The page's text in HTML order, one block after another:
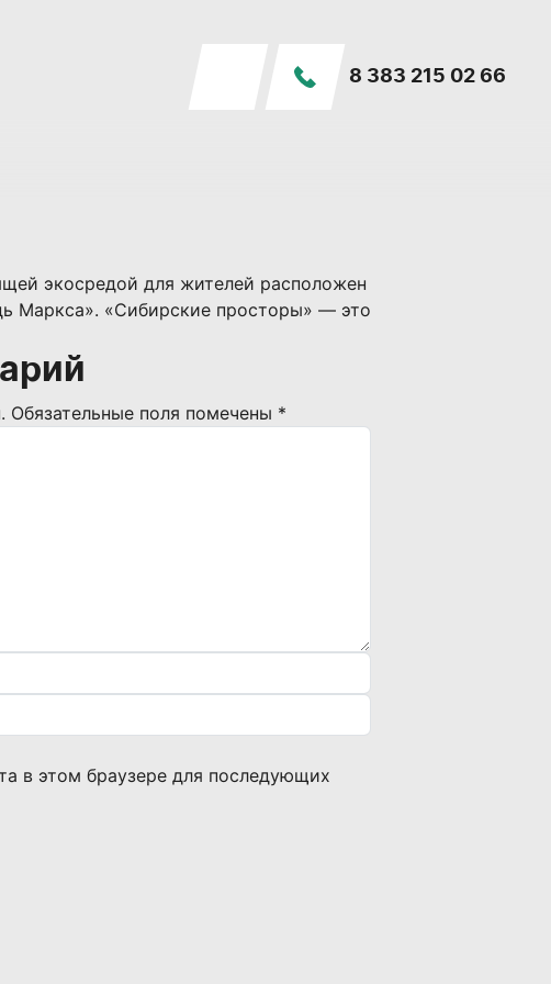
8 383 215 02 66
экосредой для жителей расположен
Маркса». «Сибирские просторы» — это
Обязательные поля помечены *
в этом браузере для последующих